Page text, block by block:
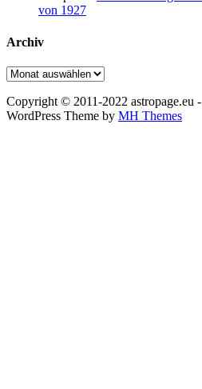
von 1927
Archiv
Archiv
Copyright © 2011-2022 astropage.eu -
WordPress Theme by MH Themes